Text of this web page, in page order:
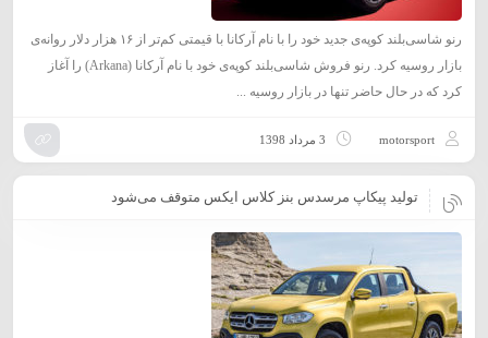
رنو شاسی‌بلند کوپه‌ی جدید خود را با نام آرکانا با قیمتی کم‌تر از ۱۶ هزار دلار روانه‌ی
بازار روسیه کرد. رنو فروش شاسی‌بلند کوپه‌ی خود با نام آرکانا (Arkana) را آغاز
کرد که در حال حاضر تنها در بازار روسیه ...
motorsport 3 مرداد 1398
تولید پیکاپ مرسدس بنز کلاس ایکس متوقف می‌شود